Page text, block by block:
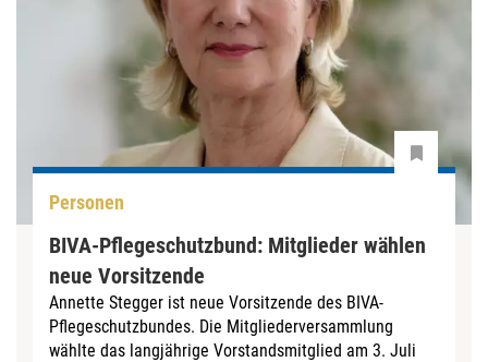
Personen
BIVA-Pflegeschutzbund: Mitglieder wählen
neue Vorsitzende
Annette Stegger ist neue Vorsitzende des BIVA-
Pflegeschutzbundes. Die Mitgliederversammlung
wählte das langjährige Vorstandsmitglied am 3. Juli